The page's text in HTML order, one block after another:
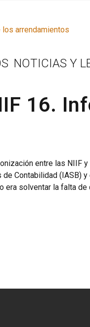
NOTICIAS Y
16.
entre las NIIF
Contabilidad (IASB)
solventar la falta de